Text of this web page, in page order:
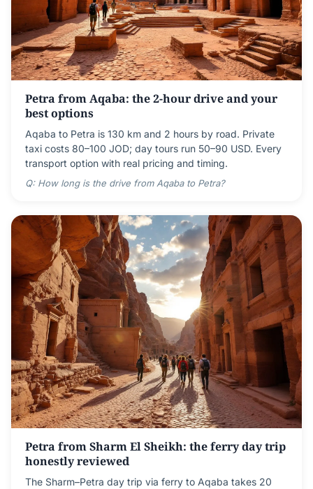
Petra from Aqaba: the 2-hour drive and your
best options
Aqaba to Petra is 130 km and 2 hours by road. Private
taxi costs 80–100 JOD; day tours run 50–90 USD. Every
transport option with real pricing and timing.
Q: How long is the drive from Aqaba to Petra?
Petra from Sharm El Sheikh: the ferry day trip
honestly reviewed
The Sharm–Petra day trip via ferry to Aqaba takes 20